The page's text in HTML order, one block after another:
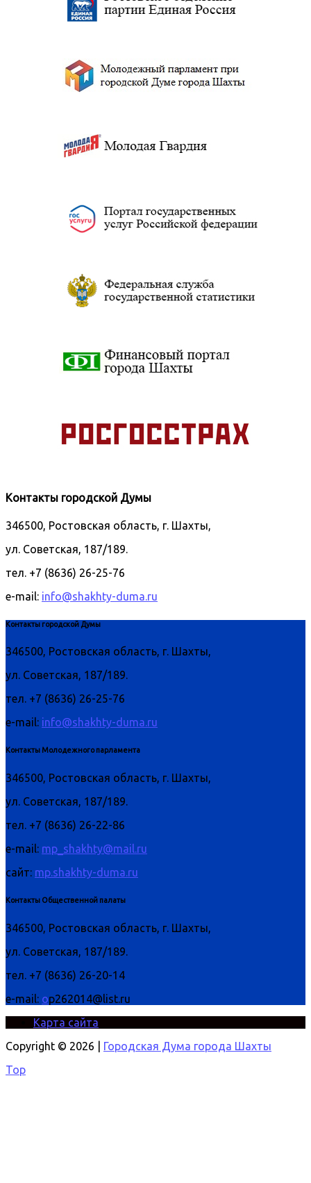
Контакты городской Думы
346500, Ростовская область, г. Шахты,
ул. Советская, 187/189.
тел. +7 (8636) 26-25-76
e-mail: info@shakhty-duma.ru
Контакты городской Думы
346500, Ростовская область, г. Шахты,
ул. Советская, 187/189.
тел. +7 (8636) 26-25-76
e-mail: info@shakhty-duma.ru
Контакты Молодежного парламента
346500, Ростовская область, г. Шахты,
ул. Советская, 187/189.
тел. +7 (8636) 26-22-86
e-mail: mp_shakhty@mail.ru
сайт: mp.shakhty-duma.ru
Контакты Общественной палаты
346500, Ростовская область, г. Шахты,
ул. Советская, 187/189.
тел. +7 (8636) 26-20-14
e-mail: op262014@list.ru
Карта сайта
Copyright © 2026 |
Городская Дума города Шахты
Top